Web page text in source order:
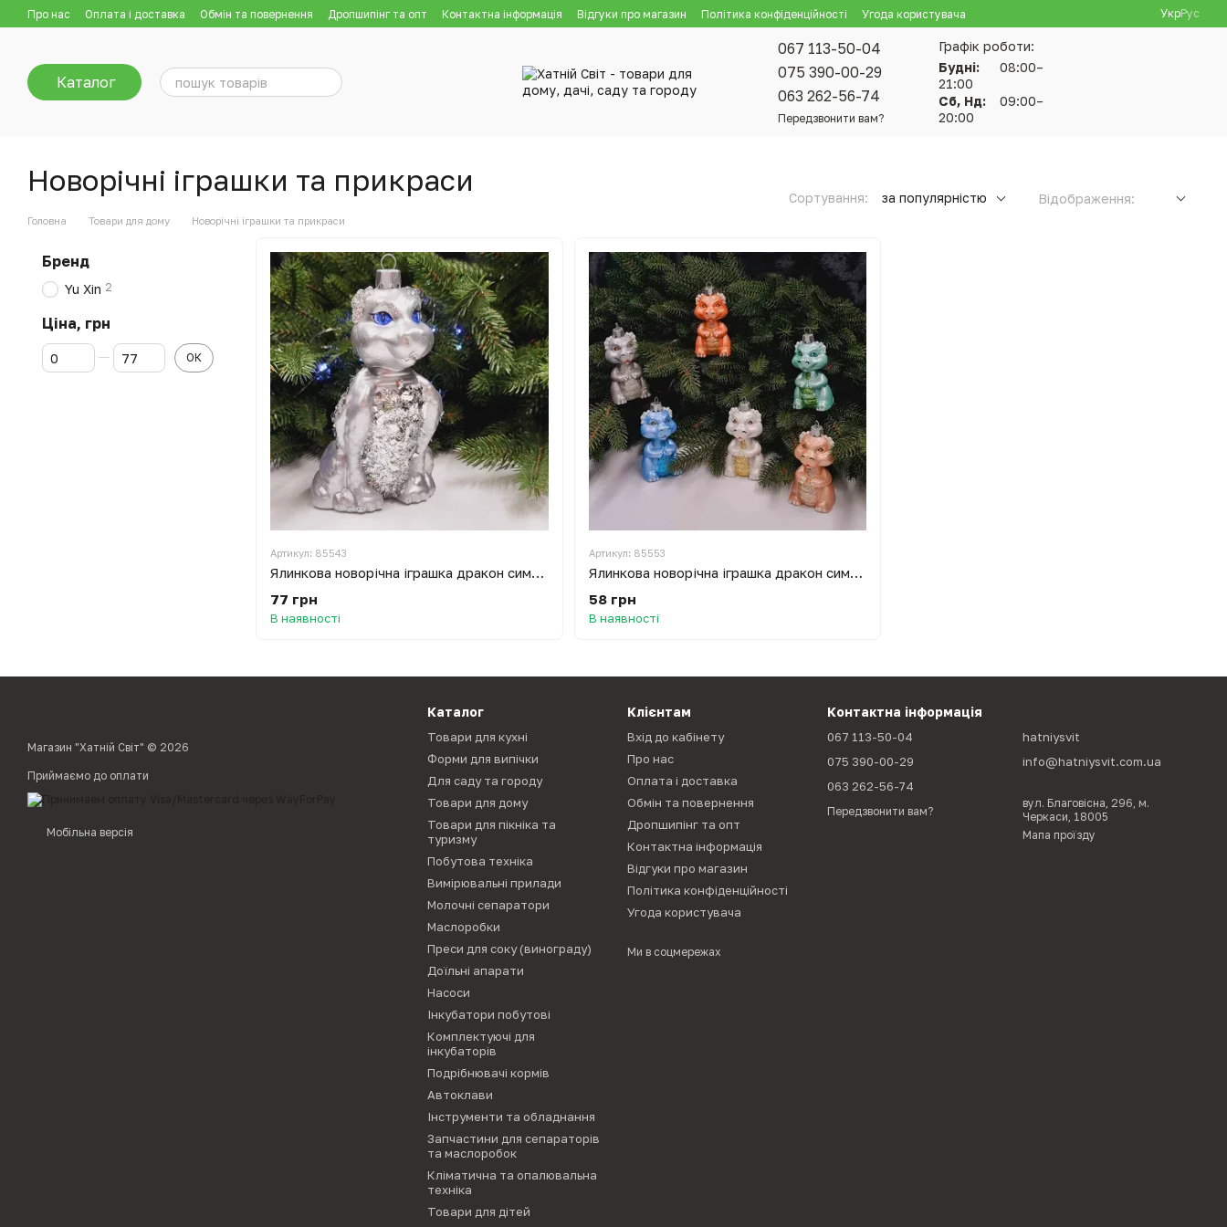
Перейти до основного контенту
Про нас Оплата і доставка Обмін та повернення Дропшипінг та опт Контактна інформація Відгуки про магазин Політика конфіденційності Угода користувача УкрРус
Каталог
067 113-50-04
075 390-00-29
063 262-56-74
Передзвонити вам?
Графік роботи:
Будні:
08:00–
21:00
Сб, Нд:
09:00–
20:00
Новорічні іграшки та прикраси
Головна Товари для дому Новорічні іграшки та прикраси
Сортування: за популярністю Відображення:
Артикул: 85543
Ялинкова новорічна іграшка дракон символ року 13 см Сріблястий
77 грн
В наявності
Артикул: 85553
Ялинкова новорічна іграшка дракон символ року 9 см Темно-коричневий
58 грн
В наявності
Бренд
Yu Xin 2
Ціна, грн
Від Ціна, грн
До Ціна, грн ОК
Магазин "Хатній Світ" © 2026
Приймаємо до оплати
Мобільна версія
Каталог
Товари для кухні
Форми для випічки
Для саду та городу
Товари для дому
Товари для пікніка та
туризму
Побутова техніка
Вимірювальні прилади
Молочні сепаратори
Маслоробки
Преси для соку (винограду)
Доїльні апарати
Насоси
Інкубатори побутові
Комплектуючі для
інкубаторів
Подрібнювачі кормів
Автоклави
Інструменти та обладнання
Запчастини для сепараторів
та маслоробок
Кліматична та опалювальна
техніка
Товари для дітей
Клієнтам
Вхід до кабінету
Про нас
Оплата і доставка
Обмін та повернення
Дропшипінг та опт
Контактна інформація
Відгуки про магазин
Політика конфіденційності
Угода користувача
Ми в соцмережах
Контактна інформація
067 113-50-04
075 390-00-29
063 262-56-74
Передзвонити вам?
hatniysvit
info@hatniysvit.com.ua
вул. Благовісна, 296, м.
Черкаси, 18005
Мапа проїзду